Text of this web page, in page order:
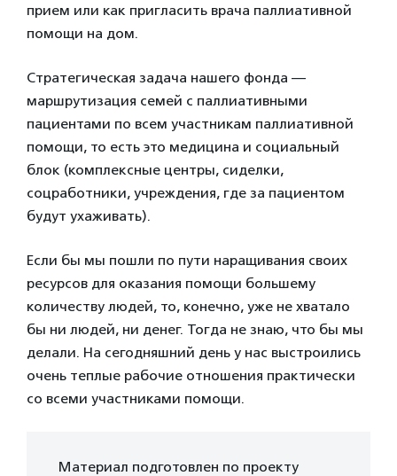
прием или как пригласить врача паллиативной
помощи на дом.
Стратегическая задача нашего фонда —
маршрутизация семей с паллиативными
пациентами по всем участникам паллиативной
помощи, то есть это медицина и социальный
блок (комплексные центры, сиделки,
соцработники, учреждения, где за пациентом
будут ухаживать).
Если бы мы пошли по пути наращивания своих
ресурсов для оказания помощи большему
количеству людей, то, конечно, уже не хватало
бы ни людей, ни денег. Тогда не знаю, что бы мы
делали. На сегодняшний день у нас выстроились
очень теплые рабочие отношения практически
со всеми участниками помощи.
Материал подготовлен по проекту